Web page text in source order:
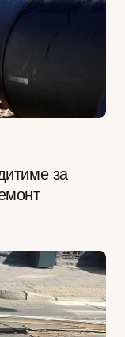
за